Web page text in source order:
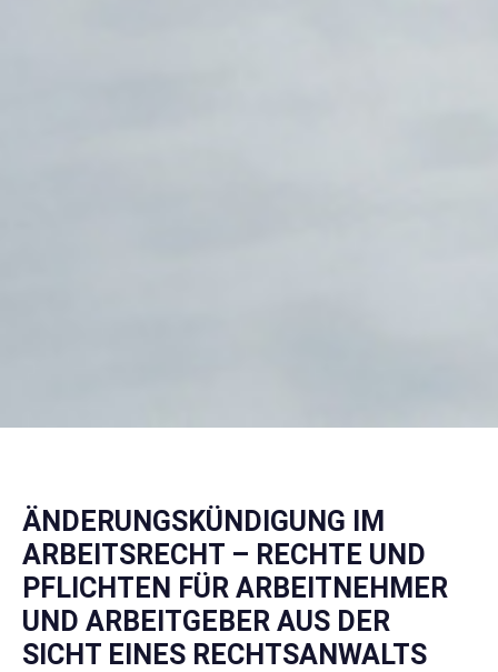
ÄNDERUNGSKÜNDIGUNG IM
ARBEITSRECHT – RECHTE UND
PFLICHTEN FÜR ARBEITNEHMER
UND ARBEITGEBER AUS DER
SICHT EINES RECHTSANWALTS